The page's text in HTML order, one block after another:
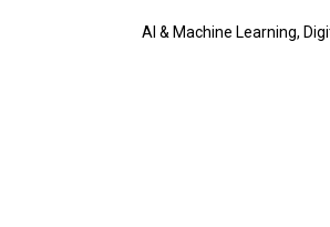
AI & Machine Learning,